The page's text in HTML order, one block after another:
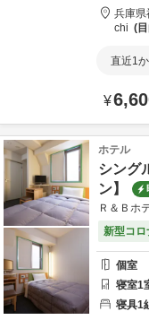
兵庫県
chi
直近1
¥
ホテル
シング
ン】
Ｒ＆Ｂホ
新型コロ
個室
寝室1
寝具1